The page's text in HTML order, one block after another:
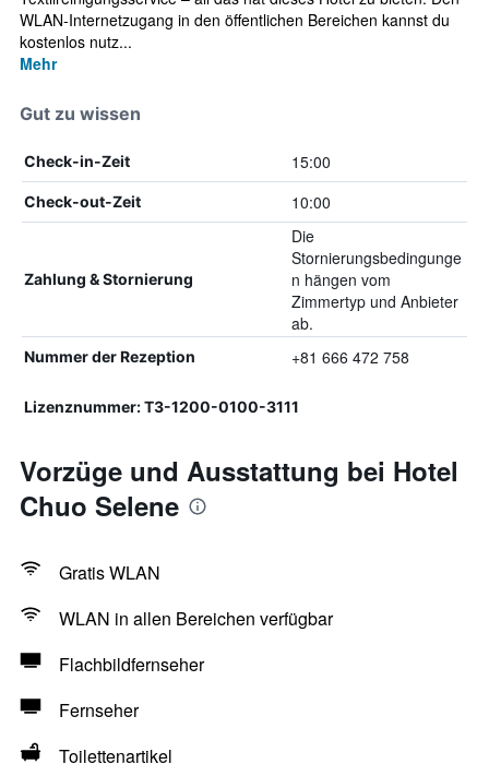
WLAN-Internetzugang in den öffentlichen Bereichen kannst du
kostenlos nutz...
Mehr
Gut zu wissen
Check-in-Zeit 15:00
Check-out-Zeit 10:00
Zahlung & Stornierung
Die
Stornierungsbedingunge
n hängen vom
Zimmertyp und Anbieter
ab.
Nummer der Rezeption +81 666 472 758
Lizenznummer: T3-1200-0100-3111
Vorzüge und Ausstattung bei Hotel
Chuo Selene
Gratis WLAN
WLAN in allen Bereichen verfügbar
Flachbildfernseher
Fernseher
Toilettenartikel